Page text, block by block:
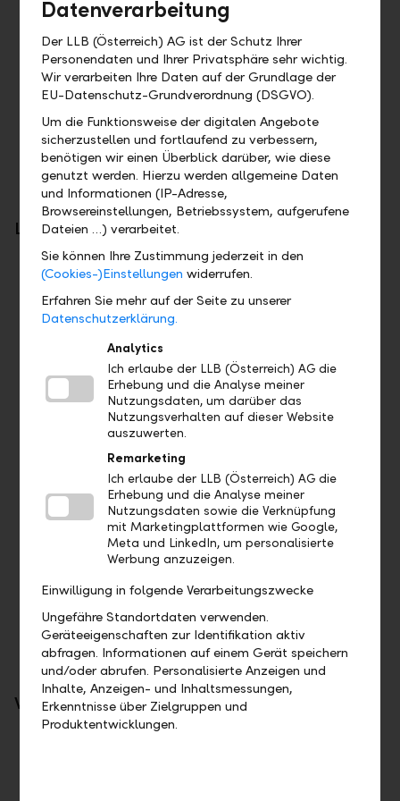
Redirect SCA Approach
LLB Connect
Zwei-Faktor Authentifizierung
Schlüsselpaar (bei direkter Verbindung
zwischen Customer und Bank)
Leistungsumfang
PSD2
Kontoinformationen (Account Information)
Zahlungsinitialisierung (Payment Initiation)
Funds)
LLB Connect
Zahlungsaufträge: Zahlungsaufträge werden
via pain.001 übermittelt. Die Antwort ist ein
pain.002
Börsenaufträge
Devisenaufträge
Kontobelege im pdf-Format
Camt.053
Camt.054
MT940
Kommunikation mit Kundenberater
Weiterentwicklungen
Datenverarbeitung
Der LLB (Österreich) AG ist der Schutz Ihrer
Personendaten und Ihrer Privatsphäre sehr wichtig.
Wir verarbeiten Ihre Daten auf der Grundlage der
EU-Datenschutz-Grundverordnung (DSGVO).
Um die Funktionsweise der digitalen Angebote
sicherzustellen und fortlaufend zu verbessern,
benötigen wir einen Überblick darüber, wie diese
genutzt werden. Hierzu werden allgemeine Daten
und Informationen (IP-Adresse,
Browsereinstellungen, Betriebssystem, aufgerufene
Dateien …) verarbeitet.
Sie können Ihre Zustimmung jederzeit in den
(Cookies-)Einstellungen widerrufen.
Erfahren Sie mehr auf der Seite zu unserer
Datenschutzerklärung.
Analytics
Ich erlaube der LLB (Österreich) AG die
Erhebung und die Analyse meiner
Nutzungsdaten, um darüber das
Nutzungsverhalten auf dieser Website
auszuwerten.
Remarketing
Ich erlaube der LLB (Österreich) AG die
Erhebung und die Analyse meiner
Nutzungsdaten sowie die Verknüpfung
mit Marketingplattformen wie Google,
Meta und LinkedIn, um personalisierte
Werbung anzuzeigen.
Einwilligung in folgende Verarbeitungszwecke
Ungefähre Standortdaten verwenden.
Geräteeigenschaften zur Identifikation aktiv
abfragen. Informationen auf einem Gerät speichern
und/oder abrufen. Personalisierte Anzeigen und
Inhalte, Anzeigen- und Inhaltsmessungen,
Erkenntnisse über Zielgruppen und
Produktentwicklungen.